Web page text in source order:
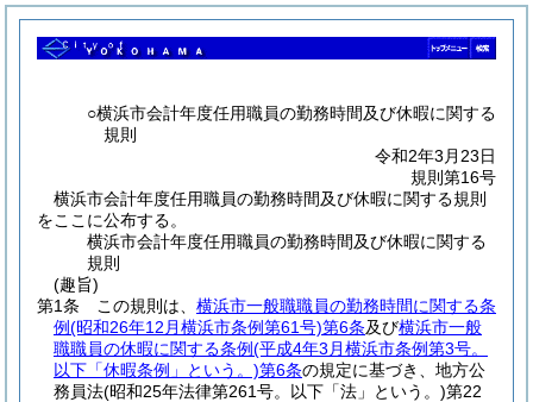
○横浜市会計年度任用職員の勤務時間及び休暇に関する
規則
令和2年3月23日
規則第16号
横浜市会計年度任用職員の勤務時間及び休暇に関する規則
をここに公布する。
横浜市会計年度任用職員の勤務時間及び休暇に関する
規則
(趣旨)
第1条
この規則は、 横浜市一般職職員の勤務時間に関する条
例(昭和26年12月横浜市条例第61号)第6条及び横浜市一般
職職員の休暇に関する条例(平成4年3月横浜市条例第3号。
以下「休暇条例」という。)第6条の規定に基づき、地方公
務員法(昭和25年法律第261号。以下「法」という。)第22